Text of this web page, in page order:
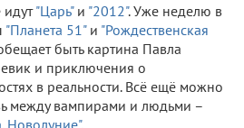
идут"Царь"и "2012". Уже неделю в
"Планета 51"и "Рождественская
быть картина Павла
и приключения о
в реальности. Всё ещё можно
между вампирами и людьми –
Новолуние".